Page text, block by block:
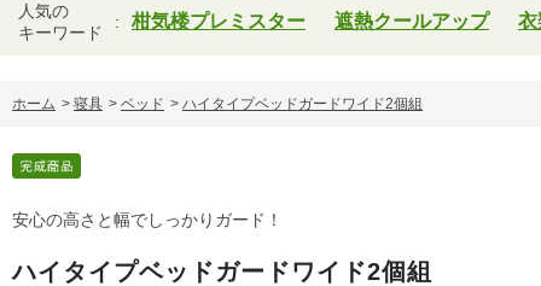
人気の
キーワード
柑気楼プレミスター 遮熱クールアップ 衣
ホーム > 寝具 > ベッド > ハイタイプベッドガードワイド2個組
安心の高さと幅でしっかりガード！
ハイタイプベッドガードワイド2個組